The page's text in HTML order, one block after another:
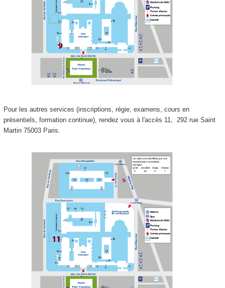
Pour les autres services (inscriptions, régie, examens, cours en
présentiels, formation continue), rendez vous à l'accès 11, 292 rue Saint
Martin 75003 Paris.